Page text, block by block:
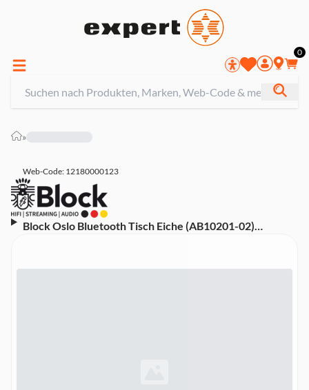
0
»
Web-Code: 12180000123
Block Oslo Bluetooth Tisch Eiche (AB10201-02)